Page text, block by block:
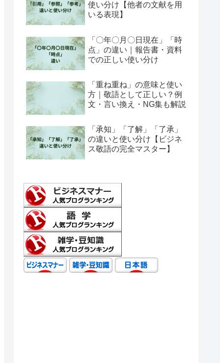
使い分け【他者の文献を用
いる表現】
「〇年〇月〇日現在」「時
点」の違い｜報告書・資料
での正しい使い分け
「重ね重ね」の意味と使い
方｜敬語として正しい？例
文・言い換え・NG集も解説
「承知」「了解」「了承」
の違いと使い分け【ビジネ
ス敬語の完全マスター】